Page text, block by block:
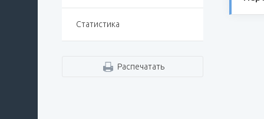
Статистика
Распечатать